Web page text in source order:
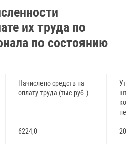
их труда по
по состоянию
Начислено средств на
оплату труда (тыс.руб.)
6224,0 20